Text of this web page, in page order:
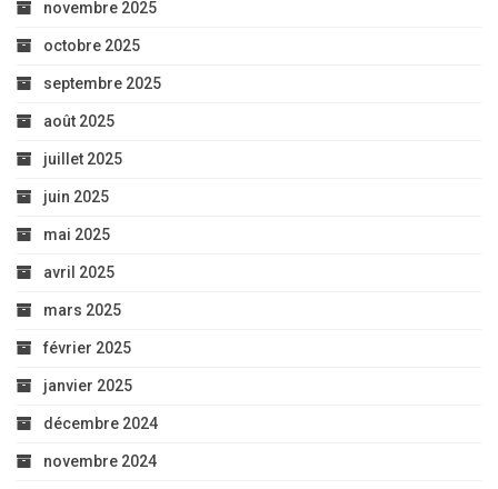
novembre 2025
octobre 2025
septembre 2025
août 2025
juillet 2025
juin 2025
mai 2025
avril 2025
mars 2025
février 2025
janvier 2025
décembre 2024
novembre 2024